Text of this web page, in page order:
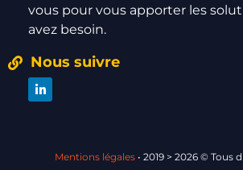
vous pour vous apporter les
avez besoin.
Nous suivre
Mentions légales• 2019 > 2026© Tous